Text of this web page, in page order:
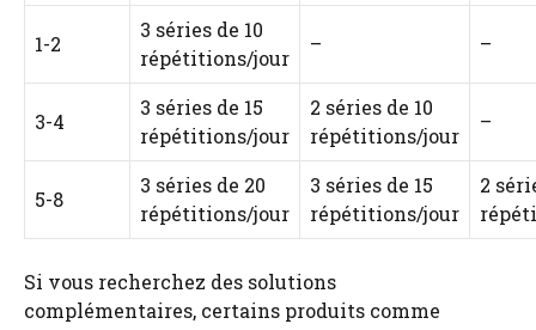
1-2
3 séries de 10
répétitions/jour
– –
3-4
3 séries de 15
répétitions/jour
2 séries de 10
répétitions/jour
–
5-8
3 séries de 20
répétitions/jour
3 séries de 15
répétitions/jour
2
Si vous recherchez des solutions
complémentaires, certains produits comme